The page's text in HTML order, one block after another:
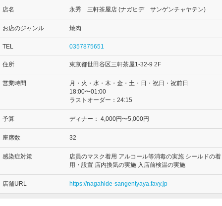
店名 永秀 三軒茶屋店 (ナガヒデ サンゲンチャヤテン)
お店のジャンル 焼肉
TEL 0357875651
住所 東京都世田谷区三軒茶屋1-32-9 2F
営業時間
月・火・水・木・金・土・日・祝日・祝前日
18:00〜01:00
ラストオーダー：24:15
予算 ディナー： 4,000円〜5,000円
座席数 32
感染症対策
店員のマスク着用 アルコール等消毒の実施 シールドの着
用・設置 店内換気の実施 入店前検温の実施
店舗URL https://nagahide-sangentyaya.favy.jp